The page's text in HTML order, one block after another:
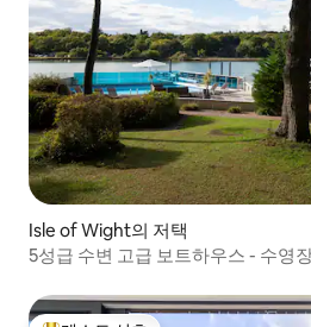
Isle of Wight의 저택
5성급 수변 고급 보트하우스 - 수영